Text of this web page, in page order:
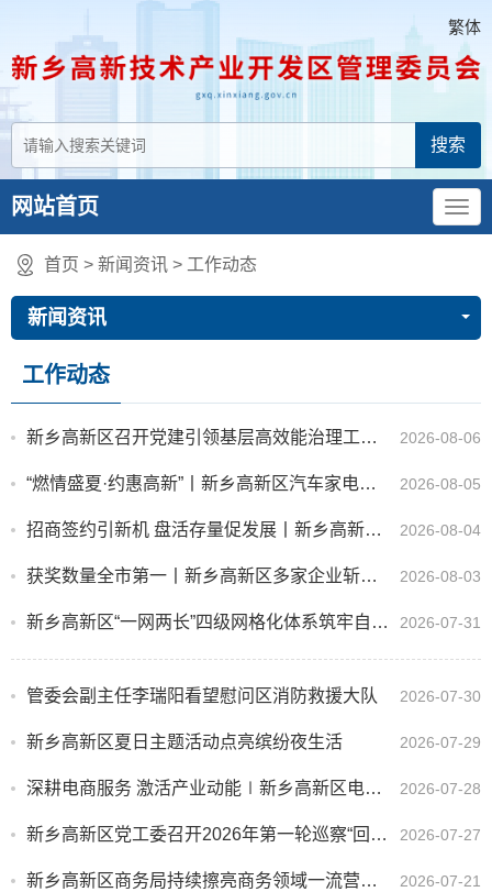
繁体
网站首页
首页 > 新闻资讯 > 工作动态
新闻资讯
工作动态
新乡高新区召开党建引领基层高效能治理工作推进会 2026-08-06
“燃情盛夏·约惠高新”丨新乡高新区汽车家电促消费活动即将启幕 2026-08-05
招商签约引新机 盘活存量促发展丨新乡高新区重点项目招商签约活动圆满举行 2026-08-04
获奖数量全市第一丨新乡高新区多家企业斩获第十五届中国创新创业大赛河南赛区新乡分赛决赛奖项 2026-08-03
新乡高新区“一网两长”四级网格化体系筑牢自然资源领域安全防线 2026-07-31
管委会副主任李瑞阳看望慰问区消防救援大队 2026-07-30
新乡高新区夏日主题活动点亮缤纷夜生活 2026-07-29
深耕电商服务 激活产业动能∣新乡高新区电商产业蓬勃发展 2026-07-28
新乡高新区党工委召开2026年第一轮巡察“回头看”集中反馈会议 2026-07-27
新乡高新区商务局持续擦亮商务领域一流营商环境底色 2026-07-21